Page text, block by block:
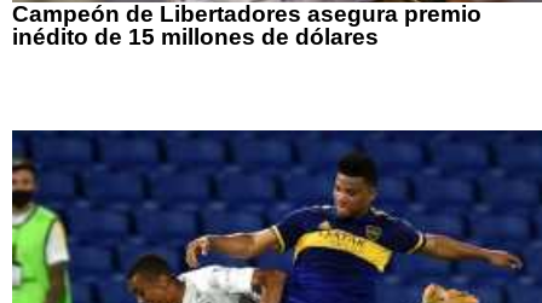
Campeón de Libertadores asegura premio
inédito de 15 millones de dólares